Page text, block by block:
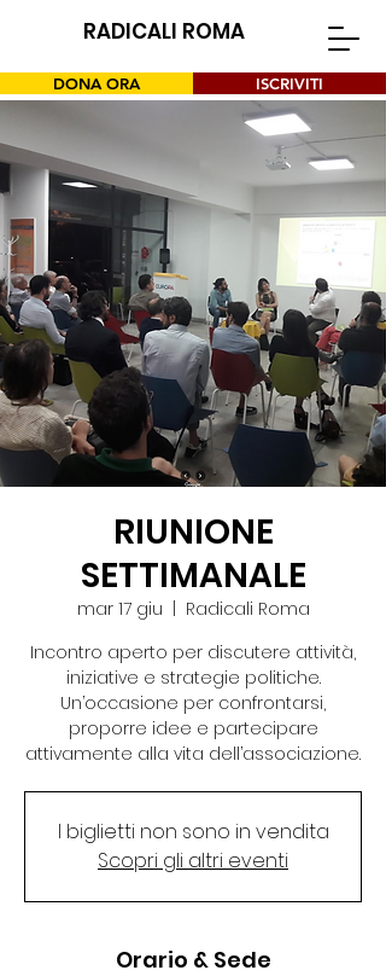
RADICALI ROMA
DONA ORA ISCRIVITI
RIUNIONE
SETTIMANALE
mar 17 giu
Radicali Roma
Incontro aperto per discutere attività,
iniziative e strategie politiche.
Un’occasione per confrontarsi,
proporre idee e partecipare
attivamente alla vita dell’associazione.
I biglietti non sono in vendita
Scopri gli altri eventi
Orario & Sede